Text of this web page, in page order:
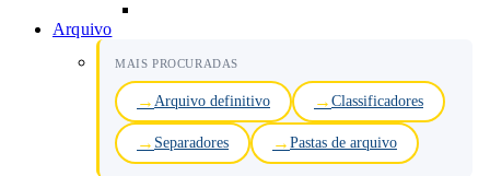
Arquivo
MAIS PROCURADAS
Arquivo definitivo Classificadores
Separadores Pastas de arquivo